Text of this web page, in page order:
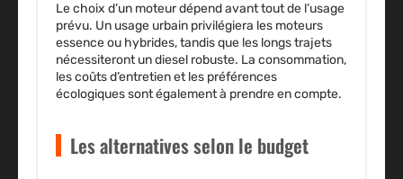
Le choix d’un moteur dépend avant tout de l’usage
prévu. Un usage urbain privilégiera les moteurs
essence ou hybrides, tandis que les longs trajets
nécessiteront un diesel robuste. La consommation,
les coûts d’entretien et les préférences
écologiques sont également à prendre en compte.
Les alternatives selon le budget